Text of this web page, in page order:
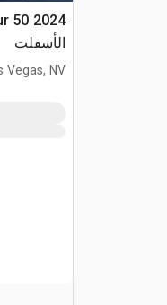
الأسفلت
Vegas, NV